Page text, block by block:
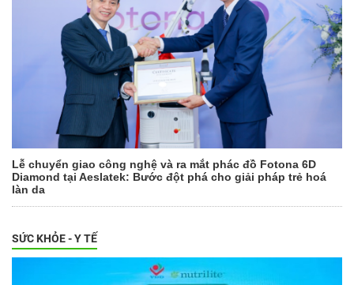
Lễ chuyển giao công nghệ và ra mắt phác đồ Fotona 6D
Diamond tại Aeslatek: Bước đột phá cho giải pháp trẻ hoá
làn da
SỨC KHỎE - Y TẾ